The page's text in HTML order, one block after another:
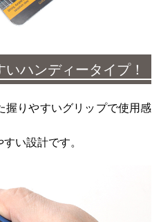
ハンディータイプ！
握りやすいグリップで使用感
い設計です。